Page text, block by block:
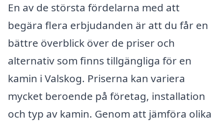
En av de största fördelarna med att
begära flera erbjudanden är att du får en
bättre överblick över de priser och
alternativ som finns tillgängliga för en
kamin i Valskog. Priserna kan variera
mycket beroende på företag, installation
och typ av kamin. Genom att jämföra olika